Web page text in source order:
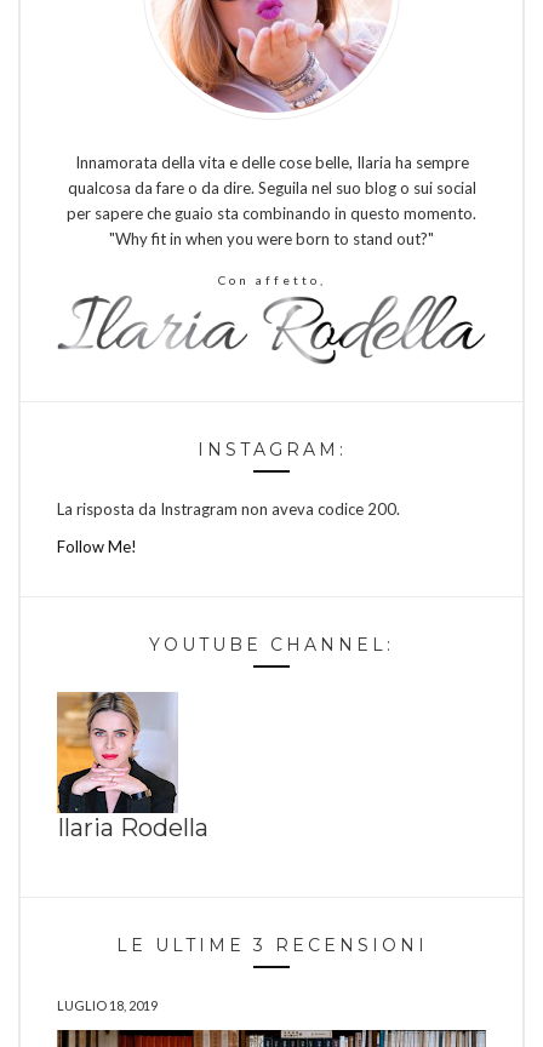
Innamorata della vita e delle cose belle, Ilaria ha sempre
qualcosa da fare o da dire. Seguila nel suo blog o sui social
per sapere che guaio sta combinando in questo momento.
"Why fit in when you were born to stand out?"
Con affetto,
INSTAGRAM:
La risposta da Instragram non aveva codice 200.
Follow Me!
YOUTUBE CHANNEL:
Ilaria Rodella
LE ULTIME 3 RECENSIONI
LUGLIO 18, 2019